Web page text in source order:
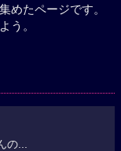
めたページです。
う。
の...